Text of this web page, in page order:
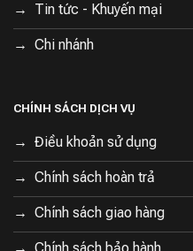
Tin tức - Khuyến mại
Chi nhánh
CHÍNH SÁCH DỊCH VỤ
Điều khoản sử dụng
Chính sách hoàn trả
Chính sách giao hàng